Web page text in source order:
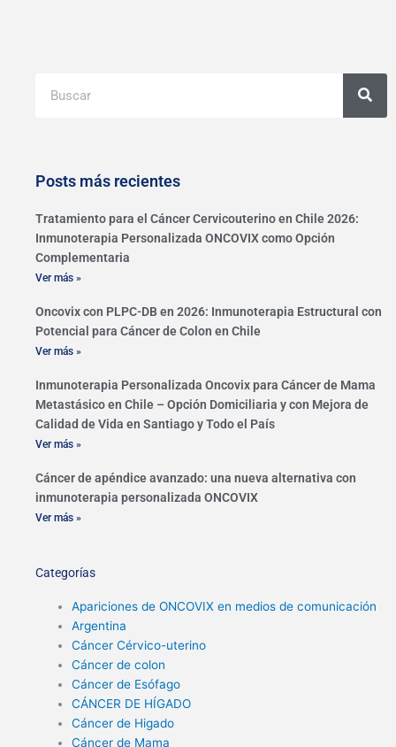
Posts más recientes
Tratamiento para el Cáncer Cervicouterino en Chile 2026:
Inmunoterapia Personalizada ONCOVIX como Opción
Complementaria
Ver más »
Oncovix con PLPC-DB en 2026: Inmunoterapia Estructural con
Potencial para Cáncer de Colon en Chile
Ver más »
Inmunoterapia Personalizada Oncovix para Cáncer de Mama
Metastásico en Chile – Opción Domiciliaria y con Mejora de
Calidad de Vida en Santiago y Todo el País
Ver más »
Cáncer de apéndice avanzado: una nueva alternativa con
inmunoterapia personalizada ONCOVIX
Ver más »
Categorías
Apariciones de ONCOVIX en medios de comunicación
Argentina
Cáncer Cérvico-uterino
Cáncer de colon
Cáncer de Esófago
CÁNCER DE HÍGADO
Cáncer de Higado
Cáncer de Mama